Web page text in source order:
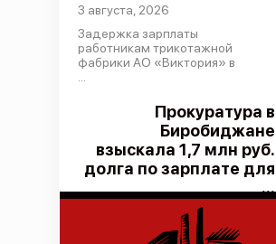
3 августа, 2026
Задержка зарплаты
работникам трикотажной
фабрики АО «Виктория» в
Прокуратура в
Биробиджане
взыскала 1,7 млн руб.
долга по зарплате для
...